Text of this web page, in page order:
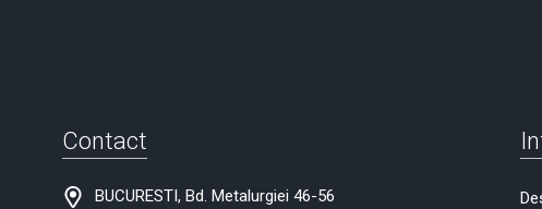
Contact
BUCURESTI, Bd. Metalurgiei 46-56